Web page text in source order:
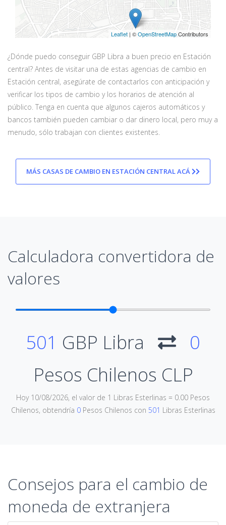
Leaflet | ©OpenStreetMapContributors
¿Dónde puedo conseguir GBP Libra a buen precio en Estación
central? Antes de visitar una de estas agencias de cambio en
Estación central, asegúrate de contactarlos con anticipación y
verificar los tipos de cambio y los horarios de atención al
público. Tenga en cuenta que algunos cajeros automáticos y
bancos también pueden cambiar o dar dinero local, pero muy a
menudo, sólo trabajan con clientes existentes.
MÁS CASAS DE CAMBIO EN ESTACIÓN CENTRAL ACÁ
Calculadora convertidora de
valores
501 GBP Libra
0
Pesos Chilenos CLP
Hoy 10/08/2026, el valor de 1 Libras Esterlinas = 0.00 Pesos
Chilenos, obtendría 0Pesos Chilenos con 501 Libras Esterlinas
Consejos para el cambio de
moneda de extranjera